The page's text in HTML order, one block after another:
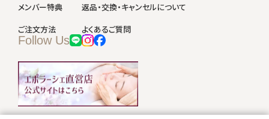
メンバー特典
ご注文方法
返品・交換・キャンセルについて
よくあるご質問
Follow Us